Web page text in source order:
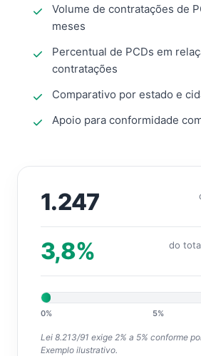
Volume de contratações de
meses
Percentual de PCDs em
contratações
Comparativo por estado e
Apoio para conformidade
1.247
3,8%
do
0% 5%
Lei 8.213/91 exige 2% a 5% conforme
Exemplo ilustrativo.